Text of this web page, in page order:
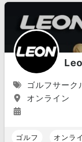
ゴルフサーク
オンライン
ゴルフ オンラ